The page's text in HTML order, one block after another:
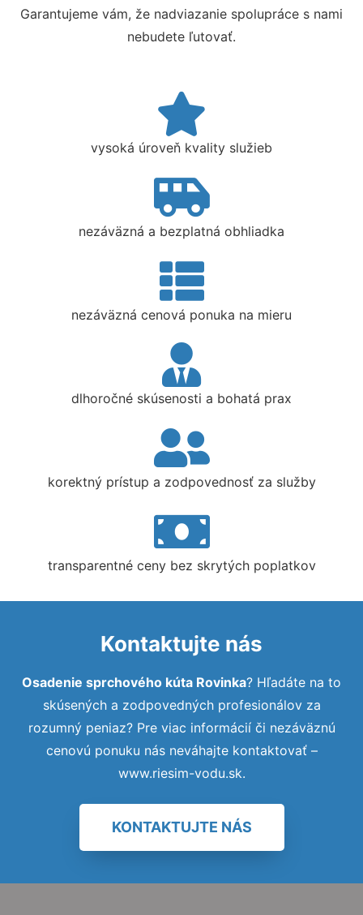
Garantujeme vám, že nadviazanie spolupráce s nami
nebudete ľutovať.
vysoká úroveň kvality služieb
nezáväzná a bezplatná obhliadka
nezáväzná cenová ponuka na mieru
dlhoročné skúsenosti a bohatá prax
korektný prístup a zodpovednosť za služby
transparentné ceny bez skrytých poplatkov
Kontaktujte nás
Osadenie sprchového kúta Rovinka? Hľadáte na to
skúsených a zodpovedných profesionálov za
rozumný peniaz? Pre viac informácií či nezáväznú
cenovú ponuku nás neváhajte kontaktovať –
www.riesim-vodu.sk.
KONTAKTUJTE NÁS